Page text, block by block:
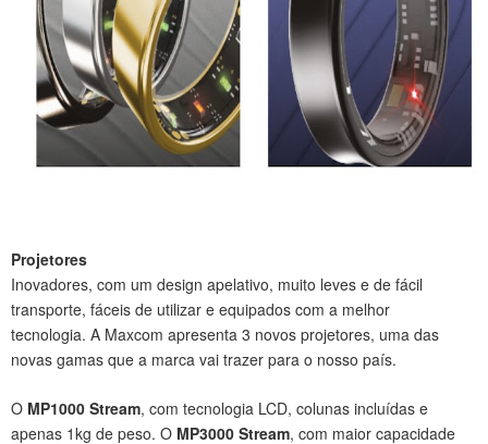
Projetores
Inovadores, com um design apelativo, muito leves e de fácil
transporte, fáceis de utilizar e equipados com a melhor
tecnologia. A Maxcom apresenta 3 novos projetores, uma das
novas gamas que a marca vai trazer para o nosso país.
O MP1000 Stream, com tecnologia LCD, colunas incluídas e
apenas 1kg de peso. O MP3000 Stream, com maior capacidade